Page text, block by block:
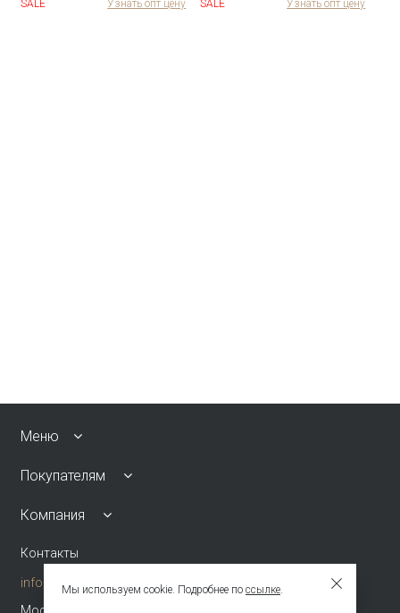
SALE Узнать опт цену SALE Узнать опт цену
Меню
Покупателям
Компания
Контакты
info@emkafashion.ru
Мы используем cookie. Подробнее по ссылке